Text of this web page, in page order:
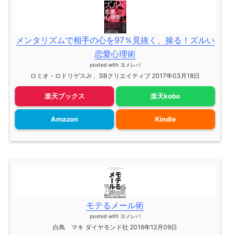
メンタリズムで相手の心を97％見抜く、操る！ズルい
恋愛心理術
posted with ヨメレバ
ロミオ・ロドリゲスJr． SBクリエイティブ 2017年03月18日
楽天ブックス 楽天kobo
Amazon Kindle
モテるメール術
posted with ヨメレバ
白鳥 マキ ダイヤモンド社 2016年12月09日